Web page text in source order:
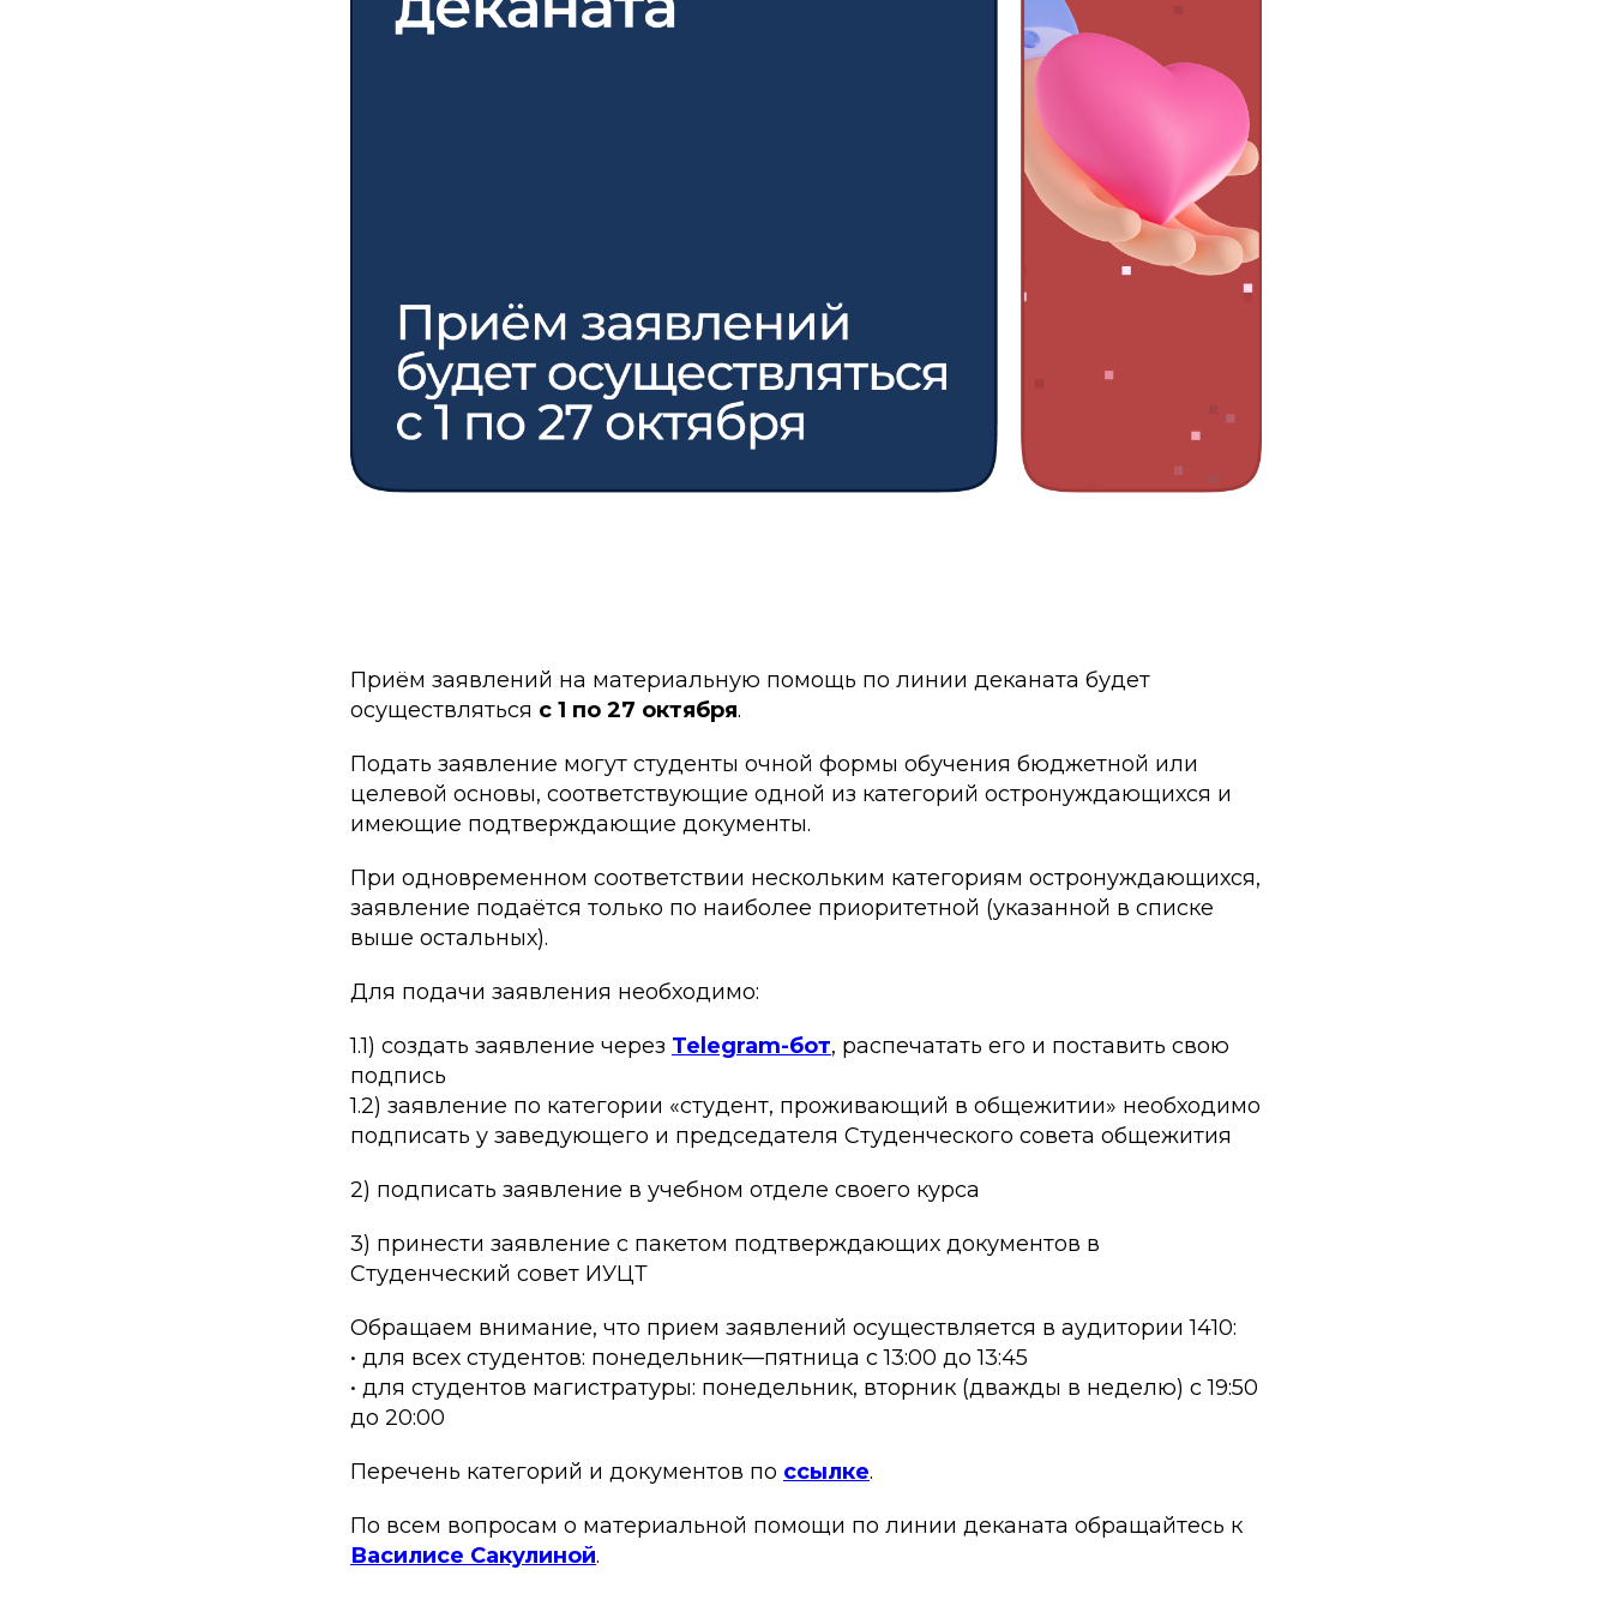
Приём заявлений на материальную помощь по линии деканата будет
осуществляться с 1 по 27 октября.
Подать заявление могут студенты очной формы обучения бюджетной или
целевой основы, соответствующие одной из категорий остронуждающихся и
имеющие подтверждающие документы.
При одновременном соответствии нескольким категориям остронуждающихся,
заявление подаётся только по наиболее приоритетной (указанной в списке
выше остальных).
Для подачи заявления необходимо:
1.1) создать заявление через Telegram-бот, распечатать его и поставить свою
подпись
1.2) заявление по категории «студент, проживающий в общежитии» необходимо
подписать у заведующего и председателя Студенческого совета общежития
2) подписать заявление в учебном отделе своего курса
3) принести заявление с пакетом подтверждающих документов в
Студенческий совет ИУЦТ
Обращаем внимание, что прием заявлений осуществляется в аудитории 1410:
• для всех студентов: понедельник—пятница с 13:00 до 13:45
• для студентов магистратуры: понедельник, вторник (дважды в неделю) с 19:50
до 20:00
Перечень категорий и документов по ссылке.
По всем вопросам о материальной помощи по линии деканата обращайтесь к
Василисе Сакулиной.